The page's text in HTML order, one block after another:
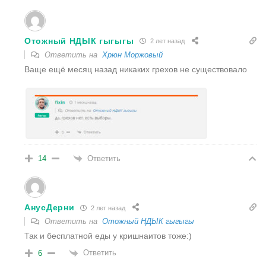
Отожный НДЫК гыгыгы 2 лет назад
Ответить на Хрюн Моржовый
Ваще ещё месяц назад никаких грехов не существовало
14 Ответить
АнусДерни 2 лет назад
Ответить на Отожный НДЫК гыгыгы
Так и бесплатной еды у кришнаитов тоже:)
6 Ответить